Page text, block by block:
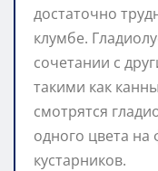
достаточно
клумбе.
сочетании с
такими как
смотрятся
одного цвета
кустарников.